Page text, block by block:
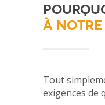
À
Tout
exigences de